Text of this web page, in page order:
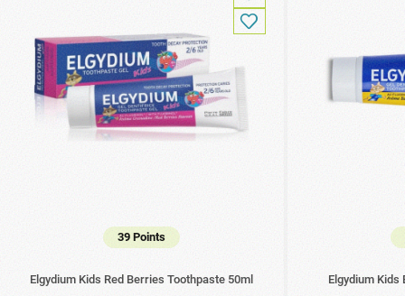
39 Points
Elgydium Kids Red Berries Toothpaste 50ml Elgydium Kids